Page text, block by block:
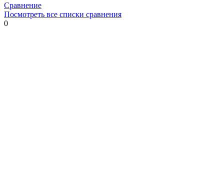
Сравнение
Посмотреть все списки сравнения
0